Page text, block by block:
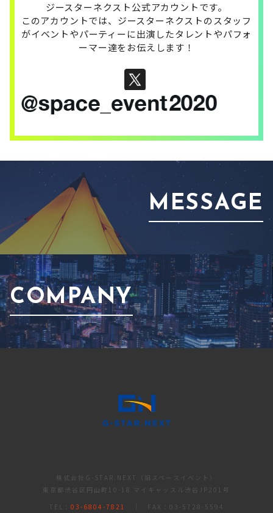
ジースターネクスト公式アカウントです。
このアカウントでは、ジースターネクストのスタッフ
がイベントやパーティーに出演したタレントやパフォ
ーマー達をお伝えします！
MESSAGE
COMPANY
株式会社G-STAR.NEXT（旧スペースイベント）
東京都渋谷区円山町10-18 マイキャッスル渋谷JP201号
TEL： 03-6804-7821 ｜ FAX：03-5728-5594